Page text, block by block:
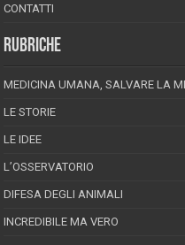
CONTATTI
RUBRICHE
MEDICINA UMANA, SALVARE LA
LE STORIE
LE IDEE
L’OSSERVATORIO
DIFESA DEGLI ANIMALI
INCREDIBILE MA VERO